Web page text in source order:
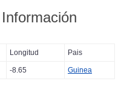
Longitud Pais
-8.65 Guinea